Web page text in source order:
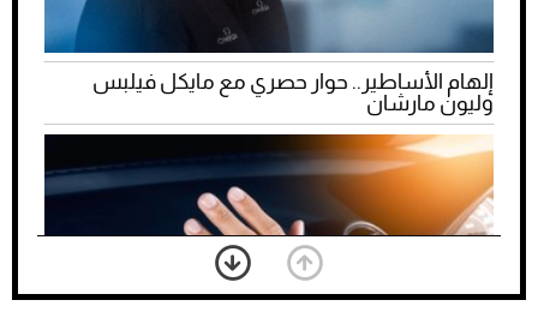
إلهام الأساطير.. حوار حصري مع مايكل فيلبس
وليون مارشان